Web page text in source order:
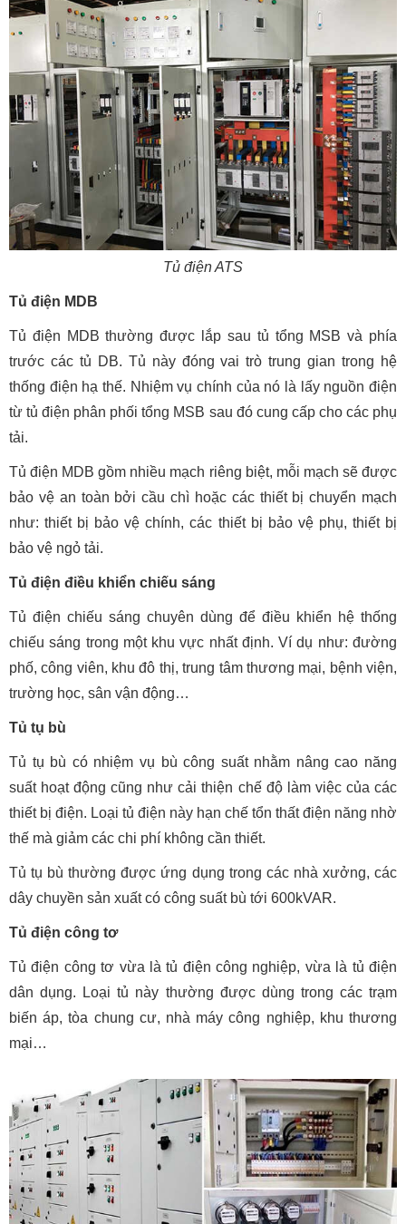
Tủ điện ATS
Tủ điện MDB
Tủ điện MDB thường được lắp sau tủ tổng MSB và phía
trước các tủ DB. Tủ này đóng vai trò trung gian trong hệ
thống điện hạ thế. Nhiệm vụ chính của nó là lấy nguồn điện
từ tủ điện phân phối tổng MSB sau đó cung cấp cho các phụ
tải.
Tủ điện MDB gồm nhiều mạch riêng biệt, mỗi mạch sẽ được
bảo vệ an toàn bởi cầu chì hoặc các thiết bị chuyển mạch
như: thiết bị bảo vệ chính, các thiết bị bảo vệ phụ, thiết bị
bảo vệ ngỏ tải.
Tủ điện điều khiển chiếu sáng
Tủ điện chiếu sáng chuyên dùng để điều khiển hệ thống
chiếu sáng trong một khu vực nhất định. Ví dụ như: đường
phố, công viên, khu đô thị, trung tâm thương mại, bệnh viện,
trường học, sân vận động…
Tủ tụ bù
Tủ tụ bù có nhiệm vụ bù công suất nhằm nâng cao năng
suất hoạt động cũng như cải thiện chế độ làm việc của các
thiết bị điện. Loại tủ điện này hạn chế tổn thất điện năng nhờ
thế mà giảm các chi phí không cần thiết.
Tủ tụ bù thường được ứng dụng trong các nhà xưởng, các
dây chuyền sản xuất có công suất bù tới 600kVAR.
Tủ điện công tơ
Tủ điện công tơ vừa là tủ điện công nghiệp, vừa là tủ điện
dân dụng. Loại tủ này thường được dùng trong các trạm
biến áp, tòa chung cư, nhà máy công nghiệp, khu thương
mại…